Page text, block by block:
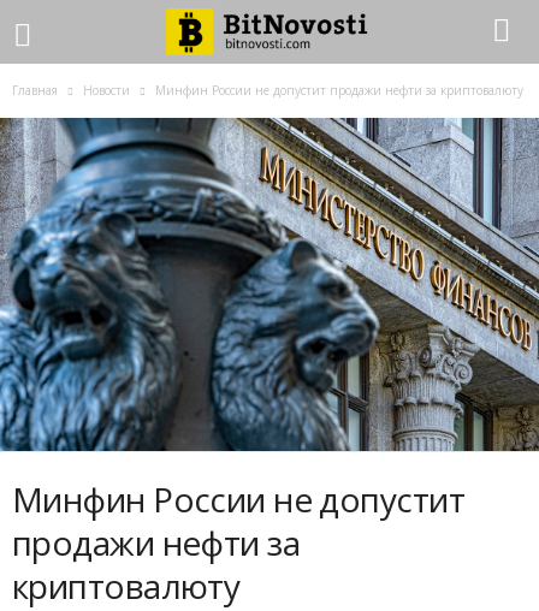
Главная Новости Минфин России не допустит продажи нефти за криптовалюту
Минфин России не допустит
продажи нефти за
криптовалюту